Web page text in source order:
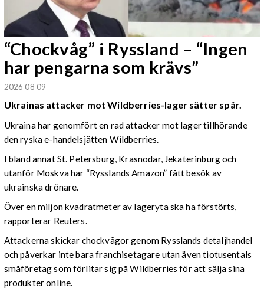
“Chockvåg” i Ryssland – “Ingen
har pengarna som krävs”
2026 08 09
Ukrainas attacker mot Wildberries-lager sätter spår.
Ukraina har genomfört en rad attacker mot lager tillhörande
den ryska e-handelsjätten Wildberries.
I bland annat St. Petersburg, Krasnodar, Jekaterinburg och
utanför Moskva har “Rysslands Amazon” fått besök av
ukrainska drönare.
Över en miljon kvadratmeter av lageryta ska ha förstörts,
rapporterar Reuters.
Attackerna skickar chockvågor genom Rysslands detaljhandel
och påverkar inte bara franchisetagare utan även tiotusentals
småföretag som förlitar sig på Wildberries för att sälja sina
produkter online.